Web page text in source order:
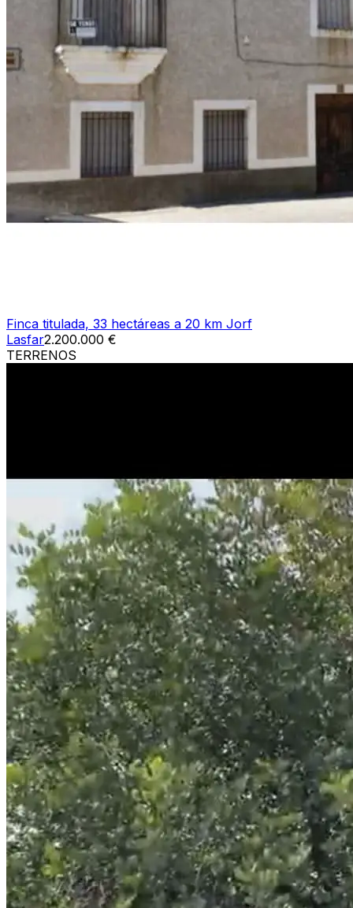
Finca titulada, 33 hectáreas a 20 km Jorf
Lasfar2.200.000 €
TERRENOS